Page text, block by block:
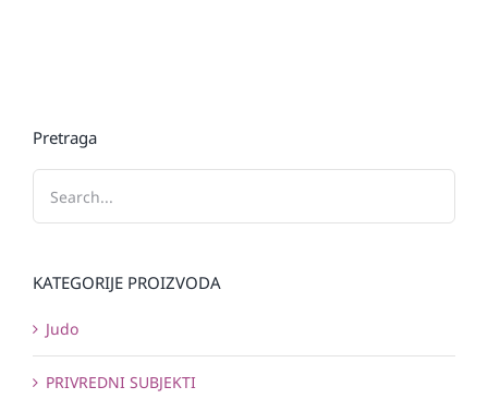
Pretraga
KATEGORIJE PROIZVODA
Judo
PRIVREDNI SUBJEKTI